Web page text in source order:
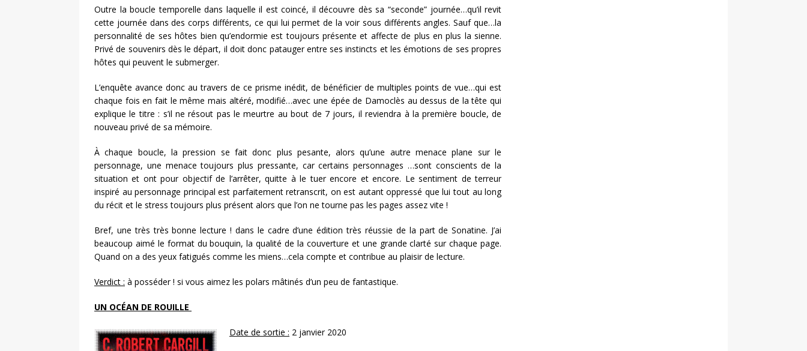
Outre la boucle temporelle dans laquelle il est coincé, il découvre dès sa “seconde” journée…qu’il revit
cette journée dans des corps différents, ce qui lui permet de la voir sous différents angles. Sauf que…la
personnalité de ses hôtes bien qu’endormie est toujours présente et affecte de plus en plus la sienne.
Privé de souvenirs dès le départ, il doit donc patauger entre ses instincts et les émotions de ses propres
hôtes qui peuvent le submerger.
L’enquête avance donc au travers de ce prisme inédit, de bénéficier de multiples points de vue…qui est
chaque fois en fait le même mais altéré, modifié…avec une épée de Damoclès au dessus de la tête qui
explique le titre : s’il ne résout pas le meurtre au bout de 7 jours, il reviendra à la première boucle, de
nouveau privé de sa mémoire.
À chaque boucle, la pression se fait donc plus pesante, alors qu’une autre menace plane sur le
personnage, une menace toujours plus pressante, car certains personnages …sont conscients de la
situation et ont pour objectif de l’arrêter, quitte à le tuer encore et encore. Le sentiment de terreur
inspiré au personnage principal est parfaitement retranscrit, on est autant oppressé que lui tout au long
du récit et le stress toujours plus présent alors que l’on ne tourne pas les pages assez vite !
Bref, une très très bonne lecture ! dans le cadre d’une édition très réussie de la part de Sonatine. J’ai
beaucoup aimé le format du bouquin, la qualité de la couverture et une grande clarté sur chaque page.
Quand on a des yeux fatigués comme les miens…cela compte et contribue au plaisir de lecture.
Verdict : à posséder ! si vous aimez les polars mâtinés d’un peu de fantastique.
UN OCÉAN DE ROUILLE
Date de sortie : 2 janvier 2020